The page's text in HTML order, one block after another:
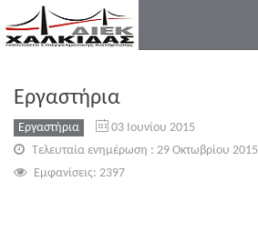
Εργαστήρια
Εργαστήρια
03 Ιουνίου 2015
Τελευταία ενημέρωση : 29 Οκτωβρίου 2015
Εμφανίσεις: 2397